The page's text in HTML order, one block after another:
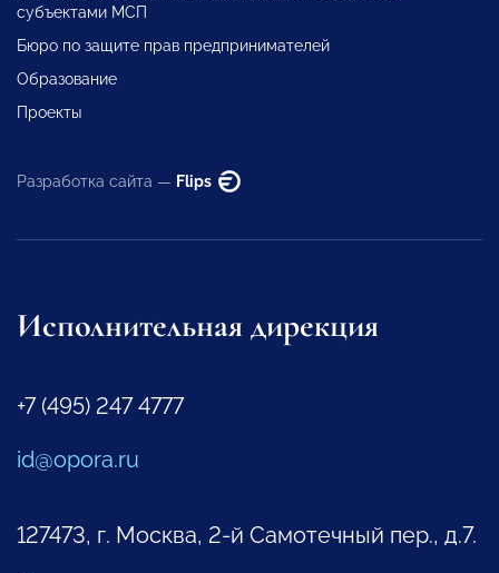
субъектами МСП
Бюро по защите прав предпринимателей
Образование
Проекты
Разработка сайта — Flips
Исполнительная дирекция
+7 (495) 247 4777
id@opora.ru
127473, г. Москва, 2-й Самотечный пер., д.7.